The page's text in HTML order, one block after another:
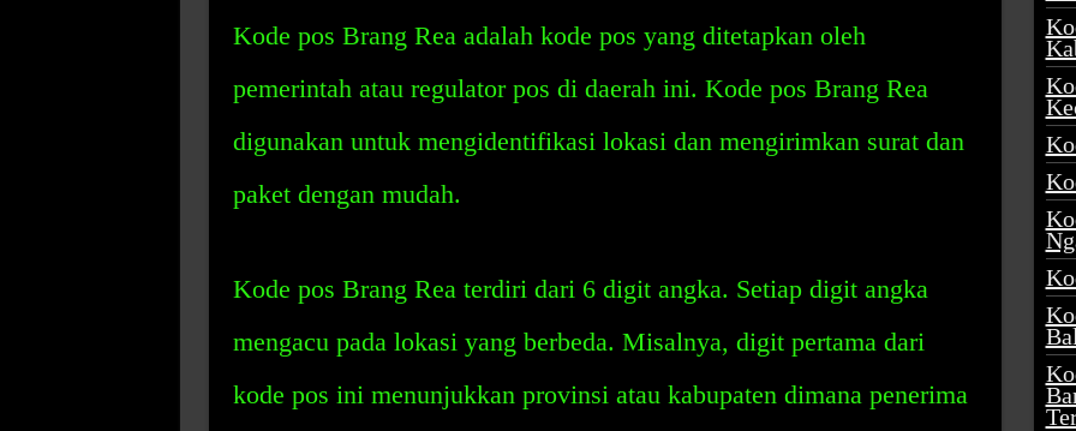
Kode pos Brang Rea adalah kode pos yang ditetapkan oleh
pemerintah atau regulator pos di daerah ini. Kode pos Brang Rea
digunakan untuk mengidentifikasi lokasi dan mengirimkan surat dan
paket dengan mudah.
Kode pos Brang Rea terdiri dari 6 digit angka. Setiap digit angka
mengacu pada lokasi yang berbeda. Misalnya, digit pertama dari
kode pos ini menunjukkan provinsi atau kabupaten dimana penerima